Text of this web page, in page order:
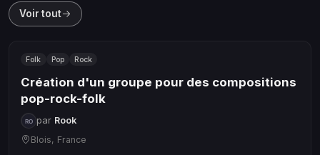
Voir tout
Folk Pop Rock
Création d'un groupe pour des compositions
pop-rock-folk
par Rook
Blois, France